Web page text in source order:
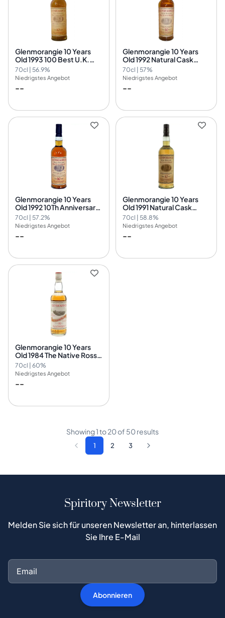
Glenmorangie 10 Years
Old 1993 100 Best U.K.
Companies
70cl | 56.9%
Niedrigstes Angebot
--
Glenmorangie 10 Years
Old 1992 Natural Cask
Strength
70cl | 57%
Niedrigstes Angebot
--
Glenmorangie 10 Years
Old 1992 10Th Anniversary
Partnership Bacardi-
Martini And Glenmorangie
Cask Nr.1285
70cl | 57.2%
Niedrigstes Angebot
--
Glenmorangie 10 Years
Old 1991 Natural Cask
Strength
70cl | 58.8%
Niedrigstes Angebot
--
Glenmorangie 10 Years
Old 1984 The Native Ross-
Shire Cask Nr.4357
70cl | 60%
Niedrigstes Angebot
--
Showing1to20of 50results
1 2 3
Spiritory Newsletter
Melden Sie sich für unseren Newsletter an, hinterlassen
Sie Ihre E-Mail
Abonnieren